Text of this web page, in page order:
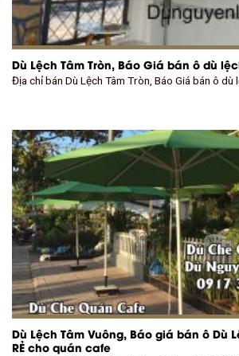
Dù Lệch Tâm Tròn, Báo Giá bán ô dù
Địa chỉ bán Dù Lệch Tâm Tròn, Báo Giá bán ô dù
Dù Lệch Tâm Vuông, Báo giá bán ô Dù
RẺ cho quán cafe